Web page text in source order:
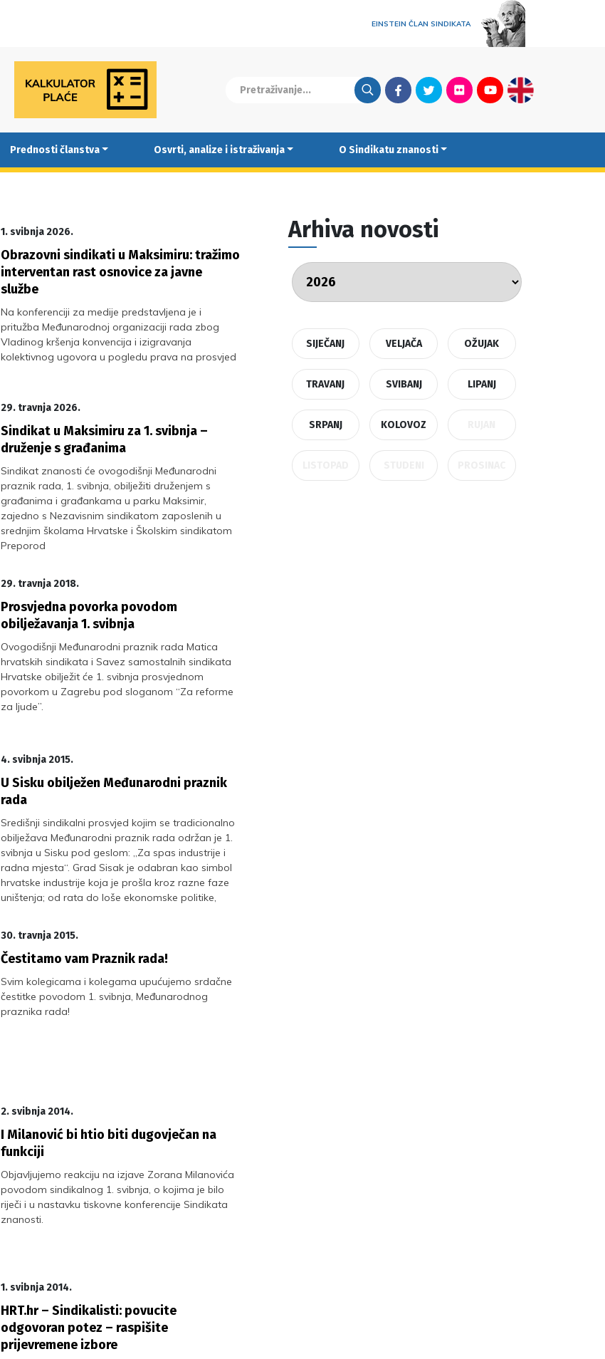
EINSTEIN ČLAN SINDIKATA
FacebookTwitterFlickrYoutubeEnglish
Prednosti članstva Osvrti, analize i istraživanja O Sindikatu znanosti
1. svibnja 2026.
Obrazovni sindikati u Maksimiru: tražimo
interventan rast osnovice za javne
službe
Na konferenciji za medije predstavljena je i
pritužba Međunarodnoj organizaciji rada zbog
Vladinog kršenja konvencija i izigravanja
kolektivnog ugovora u pogledu prava na prosvjed
29. travnja 2026.
Sindikat u Maksimiru za 1. svibnja –
druženje s građanima
Sindikat znanosti će ovogodišnji Međunarodni
praznik rada, 1. svibnja, obilježiti druženjem s
građanima i građankama u parku Maksimir,
zajedno s Nezavisnim sindikatom zaposlenih u
srednjim školama Hrvatske i Školskim sindikatom
Preporod
29. travnja 2018.
Prosvjedna povorka povodom
obilježavanja 1. svibnja
Ovogodišnji Međunarodni praznik rada Matica
hrvatskih sindikata i Savez samostalnih sindikata
Hrvatske obilježit će 1. svibnja prosvjednom
povorkom u Zagrebu pod sloganom “Za reforme
za ljude”.
4. svibnja 2015.
U Sisku obilježen Međunarodni praznik
rada
Središnji sindikalni prosvjed kojim se tradicionalno
obilježava Međunarodni praznik rada održan je 1.
svibnja u Sisku pod geslom: „Za spas industrije i
radna mjesta“. Grad Sisak je odabran kao simbol
hrvatske industrije koja je prošla kroz razne faze
uništenja; od rata do loše ekonomske politike,
su sindikati podsjetili na ovom prosvjedu.
30. travnja 2015.
Čestitamo vam Praznik rada!
Svim kolegicama i kolegama upućujemo srdačne
čestitke povodom 1. svibnja, Međunarodnog
praznika rada!
2. svibnja 2014.
I Milanović bi htio biti dugovječan na
funkciji
Objavljujemo reakciju na izjave Zorana Milanovića
povodom sindikalnog 1. svibnja, o kojima je bilo
riječi i u nastavku tiskovne konferencije Sindikata
znanosti.
1. svibnja 2014.
HRT.hr – Sindikalisti: povucite
odgovoran potez – raspišite
prijevremene izbore
Arhiva novosti
SIJEČANJ VELJAČA OŽUJAK
TRAVANJ SVIBANJ LIPANJ
SRPANJ KOLOVOZ